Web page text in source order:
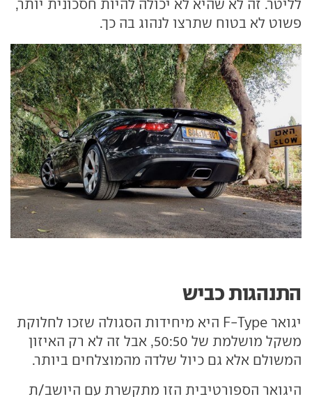
לליטר. זה לא שהיא לא יכולה להיות חסכונית יותר,
פשוט לא בטוח שתרצו לנהוג בה כך.
התנהגות כביש
יגואר F-Type היא מיחידות הסגולה שזכו לחלוקת
משקל מושלמת של 50:50, אבל זה לא רק האיזון
המשולם אלא גם כיול שלדה מהמוצלחים ביותר.
היגואר הספורטיבית הזו מתקשרת עם היושב/ת